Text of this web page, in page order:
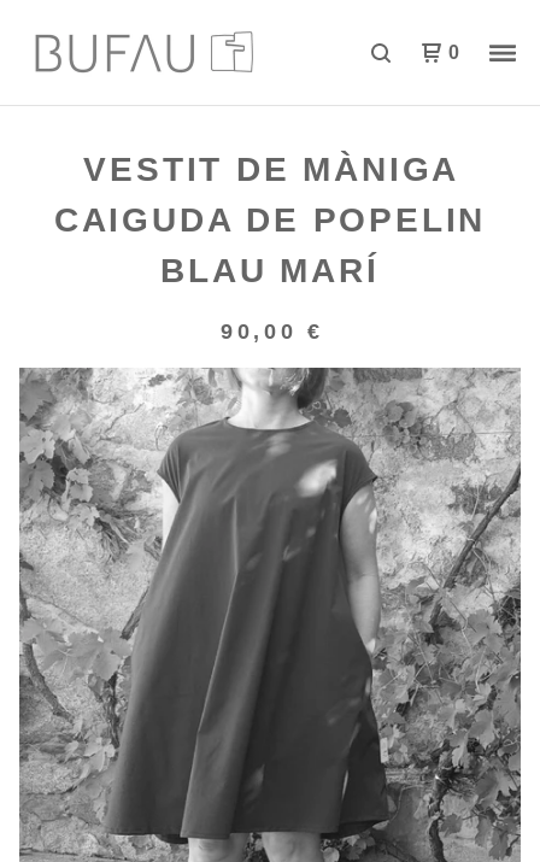
0
VESTIT DE MÀNIGA
CAIGUDA DE POPELIN
BLAU MARÍ
90,00 €